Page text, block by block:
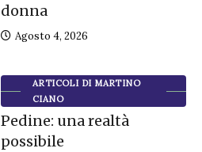
donna
Agosto 4, 2026
ARTICOLI DI MARTINO
CIANO
Pedine: una realtà
possibile